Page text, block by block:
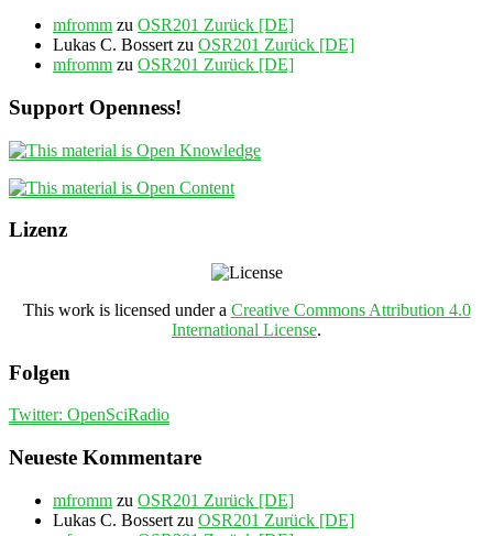
mfromm zu OSR201 Zurück [DE]
Lukas C. Bossert zu OSR201 Zurück [DE]
mfromm zu OSR201 Zurück [DE]
Support Openness!
Lizenz
This work is licensed under a Creative Commons Attribution 4.0
International License.
Folgen
Twitter: OpenSciRadio
Neueste Kommentare
mfromm zu OSR201 Zurück [DE]
Lukas C. Bossert zu OSR201 Zurück [DE]